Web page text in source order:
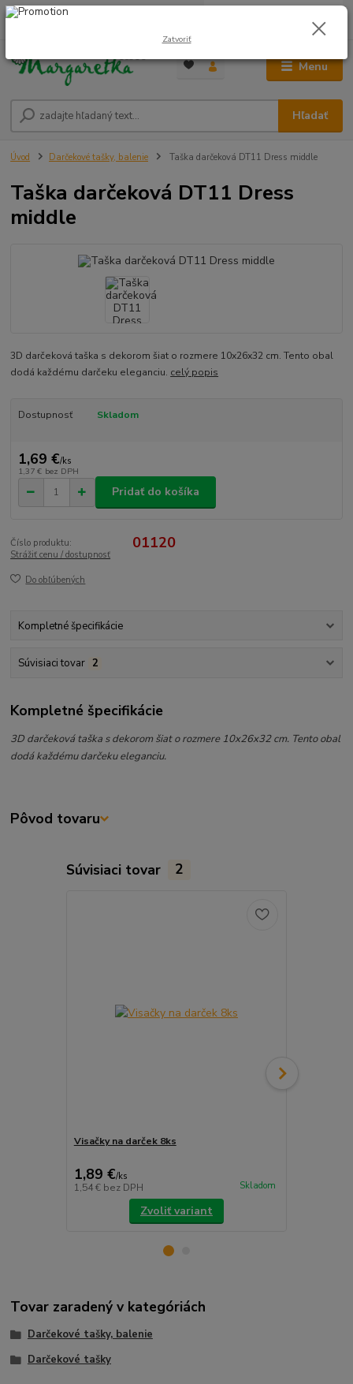
Menu
Hľadať
0948 236 042
0,00 €
Úvod Darčekové tašky, balenie Taška darčeková DT11 Dress middle
Taška darčeková DT11 Dress
middle
3D darčeková taška s dekorom šiat o rozmere 10x26x32 cm. Tento obal
dodá každému darčeku eleganciu. celý popis
Dostupnosť Skladom
1,69 €/ks
1,37 € bez DPH
Pridať do košíka
Číslo produktu: 01120
Strážiť cenu / dostupnosť
Do obľúbených
Kompletné špecifikácie
Súvisiaci tovar 2
Kompletné špecifikácie
3D darčeková taška s dekorom šiat o rozmere 10x26x32 cm. Tento obal
dodá každému darčeku eleganciu.
Pôvod tovaru
Súvisiaci tovar 2
Visačky na darček 8ks
1,89 €/ks
1,54 € bez DPH Skladom
Zvoliť variant
Tovar zaradený v kategóriách
Darčekové tašky, balenie
Darčekové tašky
Zatvoriť